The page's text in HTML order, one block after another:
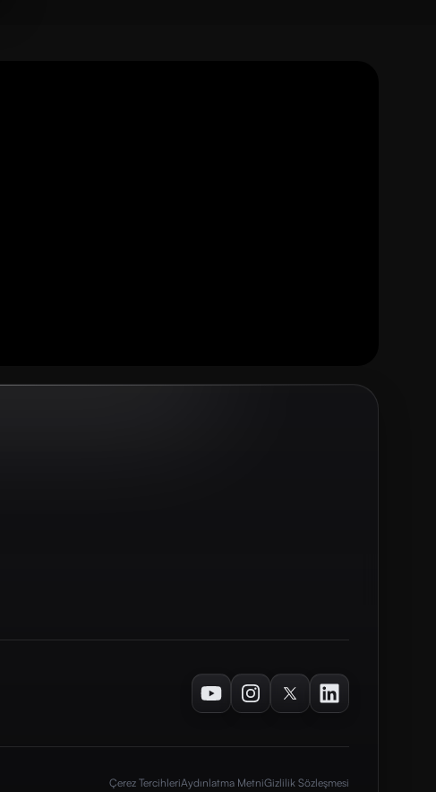
YoutubeInstagramTwitterLinkedIn
Çerez TercihleriAydınlatma MetniGizlilik Sözleşmesi